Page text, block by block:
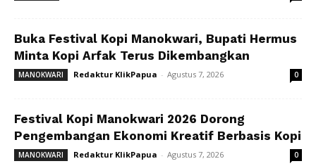
Buka Festival Kopi Manokwari, Bupati Hermus
Minta Kopi Arfak Terus Dikembangkan
MANOKWARI Redaktur KlikPapua - Agustus 7, 2026 0
Festival Kopi Manokwari 2026 Dorong
Pengembangan Ekonomi Kreatif Berbasis Kopi
MANOKWARI Redaktur KlikPapua - Agustus 7, 2026 0